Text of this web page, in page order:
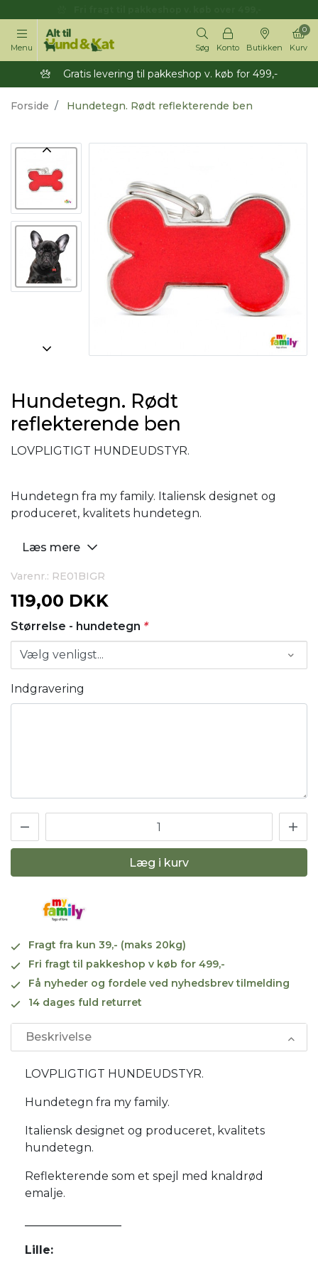
Menu Søg Konto Butikken Kurv
0
Gratis levering til pakkeshop v. køb for 499,-
Forside Hundetegn. Rødt reflekterende ben
Hundetegn. Rødt
reflekterende ben
LOVPLIGTIGT HUNDEUDSTYR.
Hundetegn fra my family. Italiensk designet og
produceret, kvalitets hundetegn.
Læs mere
Varenr.: RE01BIGR
119,00 DKK
Størrelse - hundetegn *
Indgravering
Læg i kurv
Fragt fra kun 39,- (maks 20kg)
Fri fragt til pakkeshop v køb for 499,-
Få nyheder og fordele ved nyhedsbrev tilmelding
14 dages fuld returret
Beskrivelse
LOVPLIGTIGT HUNDEUDSTYR.
Hundetegn fra my family.
Italiensk designet og produceret, kvalitets
hundetegn.
Reflekterende som et spejl med knaldrød
emalje.
Lille: